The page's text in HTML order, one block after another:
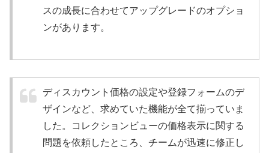
スの成長に合わせてアップグレードのオプショ
ンがあります。
ディスカウント価格の設定や登録フォームのデ
ザインなど、求めていた機能が全て揃っていま
した。コレクションビューの価格表示に関する
問題を依頼したところ、チームが迅速に修正し